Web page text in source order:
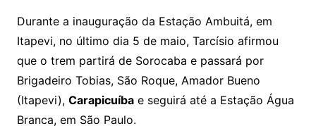
Durante a inauguração da Estação Ambuitá, em
Itapevi, no último dia 5 de maio, Tarcísio afirmou
que o trem partirá de Sorocaba e passará por
Brigadeiro Tobias, São Roque, Amador Bueno
(Itapevi), Carapicuíbae seguirá até a Estação Água
Branca, em São Paulo.